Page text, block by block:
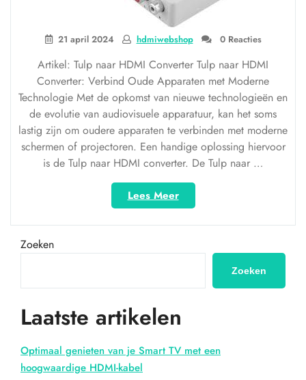
21 april 2024 hdmiwebshop 0 Reacties
Artikel: Tulp naar HDMI Converter Tulp naar HDMI
Converter: Verbind Oude Apparaten met Moderne
Technologie Met de opkomst van nieuwe technologieën en
de evolutie van audiovisuele apparatuur, kan het soms
lastig zijn om oudere apparaten te verbinden met moderne
schermen of projectoren. Een handige oplossing hiervoor
is de Tulp naar HDMI converter. De Tulp naar …
Lees Meer“Transformeer
oude
technologie
een
naar
Converter”
Zoeken
Zoeken
Laatste artikelen
Optimaal genieten van je Smart TV met een
hoogwaardige HDMI-kabel